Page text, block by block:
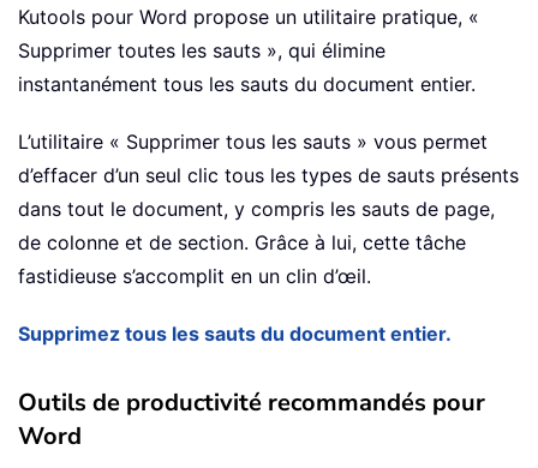
Kutools pour Word propose un utilitaire pratique, «
Supprimer toutes les sauts », qui élimine
instantanément tous les sauts du document entier.
L’utilitaire « Supprimer tous les sauts » vous permet
d’effacer d’un seul clic tous les types de sauts présents
dans tout le document, y compris les sauts de page,
de colonne et de section. Grâce à lui, cette tâche
fastidieuse s’accomplit en un clin d’œil.
Supprimez tous les sauts du document entier.
Outils de productivité recommandés pour
Word